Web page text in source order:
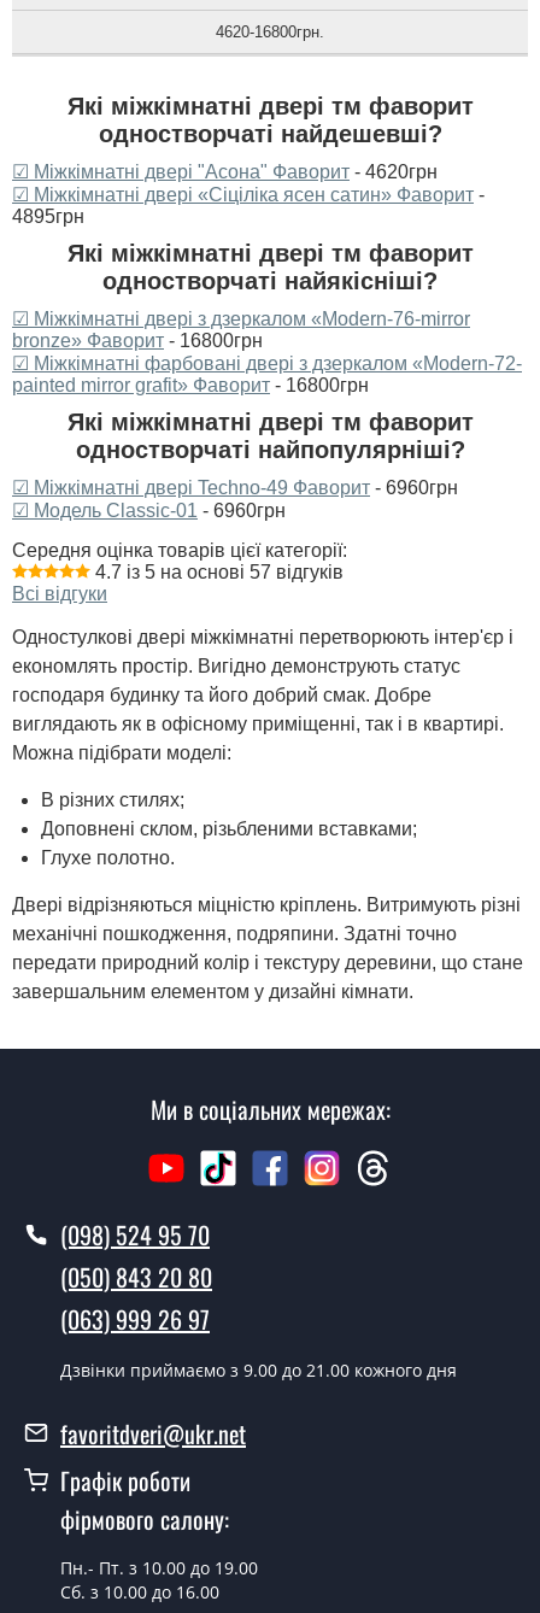
4620-16800грн.
Які міжкімнатні двері тм фаворит
одностворчаті найдешевші?
☑ Міжкімнатні двері "Асона" Фаворит - 4620грн
☑ Міжкімнатні двері «Сіціліка ясен сатин» Фаворит -
4895грн
Які міжкімнатні двері тм фаворит
одностворчаті найякісніші?
☑ Міжкімнатні двері з дзеркалом «Modern-76-mirror
bronze»‎ Фаворит - 16800грн
☑ Міжкімнатні фарбовані двері з дзеркалом «Modern-72-
painted mirror grafit»‎ Фаворит - 16800грн
Які міжкімнатні двері тм фаворит
одностворчаті найпопулярніші?
☑ Міжкімнатні двері Techno-49 Фаворит - 6960грн
☑ Модель Classic-01 - 6960грн
Середня оцінка товарів цієї категорії:
4.7 із 5 на основі 57 відгуків
Всі відгуки
Одностулкові двері міжкімнатні перетворюють інтер'єр і
економлять простір. Вигідно демонструють статус
господаря будинку та його добрий смак. Добре
виглядають як в офісному приміщенні, так і в квартирі.
Можна підібрати моделі:
В різних стилях;
Доповнені склом, різьбленими вставками;
Глухе полотно.
Двері відрізняються міцністю кріплень. Витримують різні
механічні пошкодження, подряпини. Здатні точно
передати природний колір і текстуру деревини, що стане
завершальним елементом у дизайні кімнати.
Ми в соціальних мережах:
(098) 524 95 70
(050) 843 20 80
(063) 999 26 97
Дзвінки приймаємо з 9.00 до 21.00 кожного дня
favoritdveri@ukr.net
Графік роботи
фірмового салону:
Пн.- Пт. з 10.00 до 19.00
Сб. з 10.00 до 16.00